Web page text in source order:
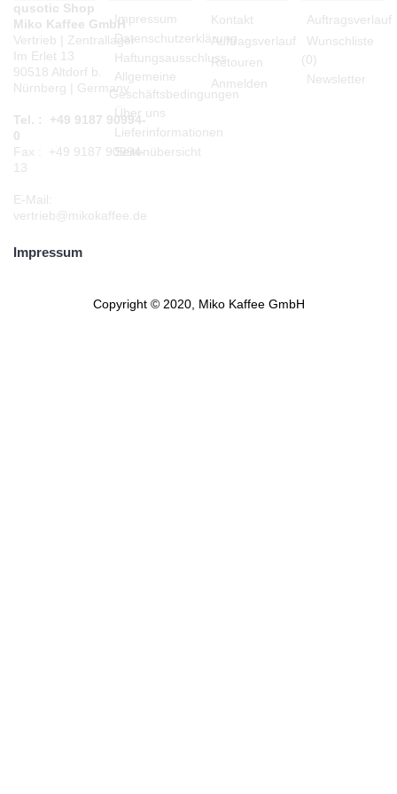
qusotic Shop
Miko Kaffee GmbH
Vertrieb | Zentrallager
Im Erlet 13
90518 Altdorf b.
Nürnberg | Germany
Tel. : +49 9187 90994-
0
Fax : +49 9187 90994-
13
E-Mail:
vertrieb@mikokaffee.de
Impressum
Datenschutzerklärung
Haftungsausschluss
Allgemeine
Geschäftsbedingungen
Über uns
Lieferinformationen
Seitenübersicht
Kontakt
Auftragsverlauf
Retouren
Anmelden
Auftragsverlauf
Wunschliste
(0)
Newsletter
Impressum
Copyright © 2020, Miko Kaffee GmbH